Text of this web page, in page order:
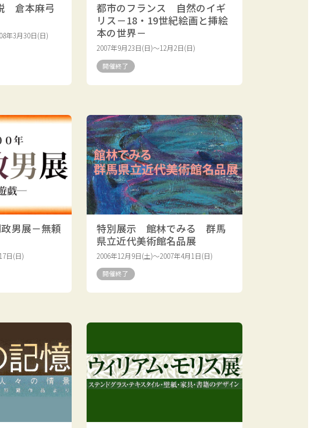
倉本麻弓
年3月30日(日)
都市のフランス 自然のイギ
リス－18・19世紀絵画と挿絵
本の世界－
2007年9月23日(日)～12月2日(日)
開催終了
男展－無頼
日(日)
特別展示 館林でみる 群馬
県立近代美術館名品展
2006年12月9日(土)～2007年4月1日(日)
開催終了